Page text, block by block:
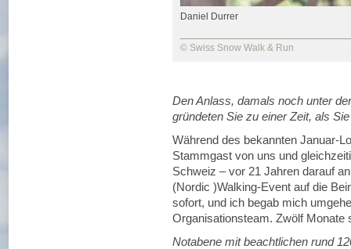
Daniel Durrer
© Swiss Snow Walk & Run
Den Anlass, damals noch unter
gründeten Sie zu einer Zeit, als
Während des bekannten Januar-
Stammgast von uns und
Schweiz – vor 21 Jahren darauf
(Nordic )Walking-Event auf die
sofort, und ich begab mich
Organisationsteam. Zwölf Monate
Notabene mit beachtlichen rund